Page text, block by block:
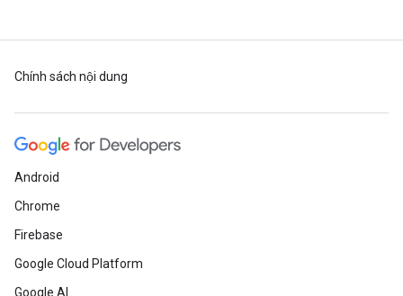
Chính sách nội dung
Android
Chrome
Firebase
Google Cloud Platform
Google AI